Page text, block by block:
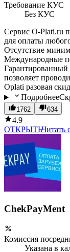
Требование КУС
Без КУС
Сервис O-Plati.ru
для оплаты
Отсутствие
Международные
Гарантированный
позволяет
Oplati разовая
Подробнее
1762 634
4.9
ОТКРЫТЬЧитать
ChekPayMent
Комиссия
Указана в